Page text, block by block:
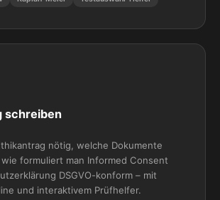
schreiben
nötig, welche Dokumente
formuliert man Informed Consent
DSGVO-konform – mit
und interaktivem Prüfhelfer.